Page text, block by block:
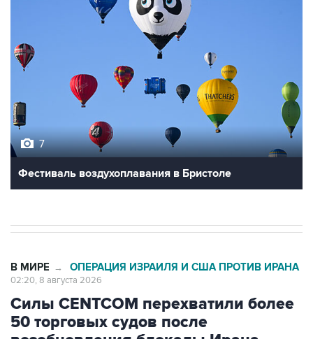
Фестиваль воздухоплавания в Бристоле
Силы CENTCOM перехватили более
50 торговых судов после
возобновления блокады Ирана